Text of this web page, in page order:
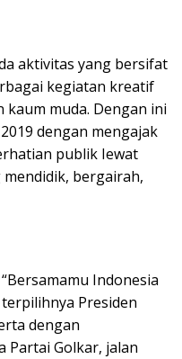
aktivitas yang bersifat
kegiatan kreatif
kaum muda. Dengan ini
dengan mengajak
publik Iewat
bergairah,
Indonesia
Presiden
dengan
Partai Golkar, jalan